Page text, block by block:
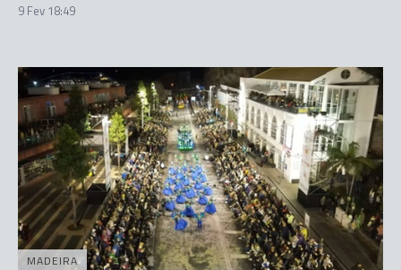
9 Fev 18:49
MADEIRA